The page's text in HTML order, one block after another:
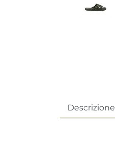
Descrizione